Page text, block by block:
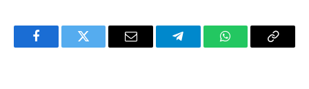
FacebookTwitter Email TelegramWhatsAppCopy